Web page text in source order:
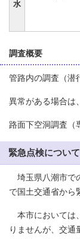
水
調査概要
管路内の調査（潜
異常がある場合は、
路面下空洞調査（
緊急点検について
埼玉県八潮市で
で国土交通省から
本市においては
りませんが、交通